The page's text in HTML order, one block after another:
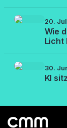
20.
Wie
Licht
30.
KI